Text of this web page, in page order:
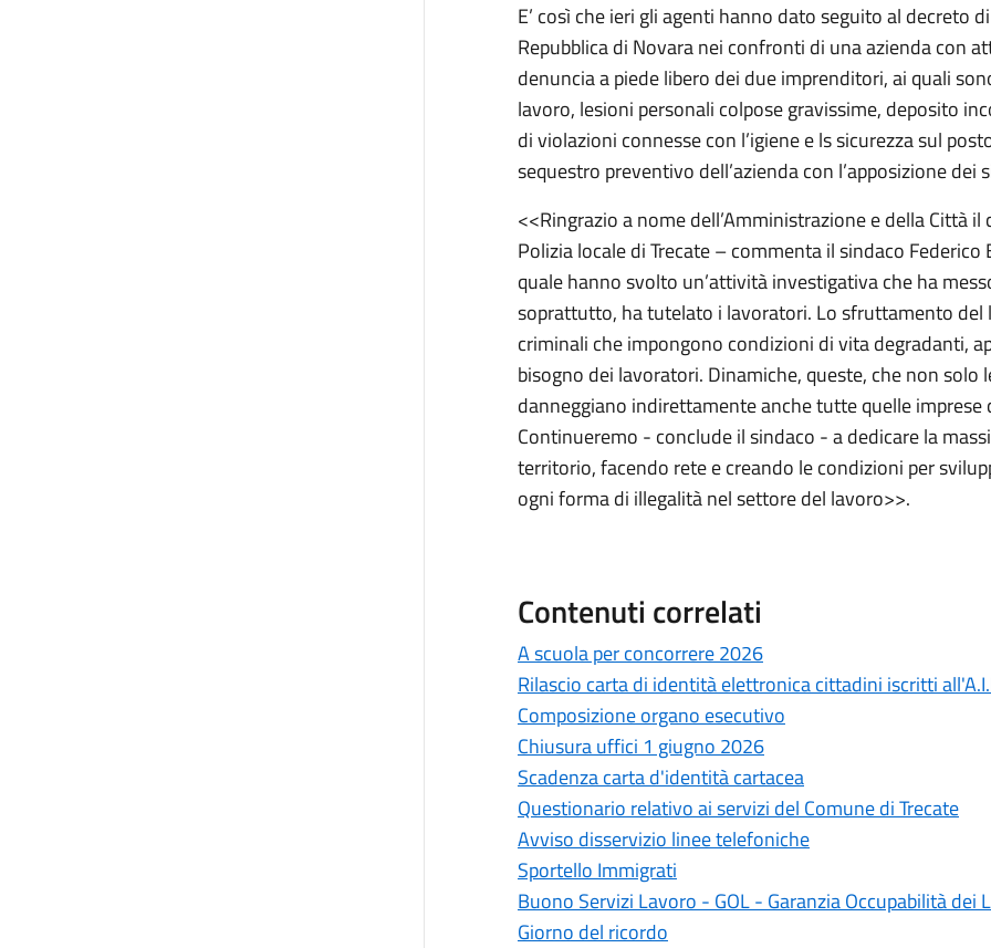
E’ così che ieri gli agenti hanno dato seguito al decreto
Repubblica di Novara nei confronti di una azienda con
denuncia a piede libero dei due imprenditori, ai quali
lavoro, lesioni personali colpose gravissime, deposito
di violazioni connesse con l’igiene e ls sicurezza sul
sequestro preventivo dell’azienda con l’apposizione dei
<<Ringrazio a nome dell’Amministrazione e della Città
Polizia locale di Trecate – commenta il sindaco
quale hanno svolto un’attività investigativa che ha
soprattutto, ha tutelato i lavoratori. Lo sfruttamento del
criminali che impongono condizioni di vita degradanti,
bisogno dei lavoratori. Dinamiche, queste, che non
danneggiano indirettamente anche tutte quelle imprese
Continueremo - conclude il sindaco - a dedicare la
territorio, facendo rete e creando le condizioni per
ogni forma di illegalità nel settore del lavoro>>.
Contenuti correlati
A scuola per concorrere 2026
Rilascio carta di identità elettronica cittadini iscritti
Composizione organo esecutivo
Chiusura uffici 1 giugno 2026
Scadenza carta d'identità cartacea
Questionario relativo ai servizi del Comune di Trecate
Avviso disservizio linee telefoniche
Sportello Immigrati
Buono Servizi Lavoro - GOL - Garanzia Occupabilità dei
Giorno del ricordo